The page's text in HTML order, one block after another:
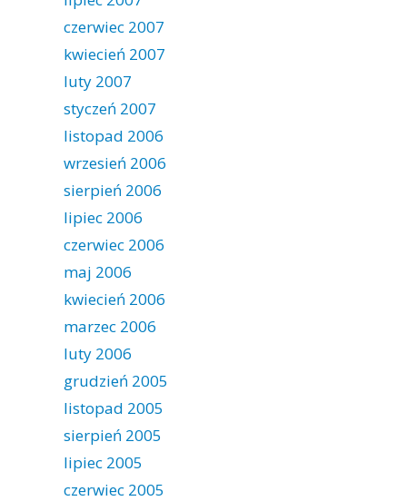
czerwiec 2007
kwiecień 2007
luty 2007
styczeń 2007
listopad 2006
wrzesień 2006
sierpień 2006
lipiec 2006
czerwiec 2006
maj 2006
kwiecień 2006
marzec 2006
luty 2006
grudzień 2005
listopad 2005
sierpień 2005
lipiec 2005
czerwiec 2005